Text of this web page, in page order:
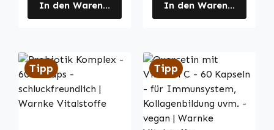
In den Warenkorb In den Warenkorb
Tipp Tipp